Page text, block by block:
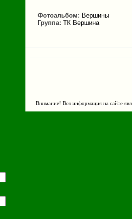
Фотоальбом: Вершины
Группа: ТК Вершина
Внимание! Вся информация на сайте